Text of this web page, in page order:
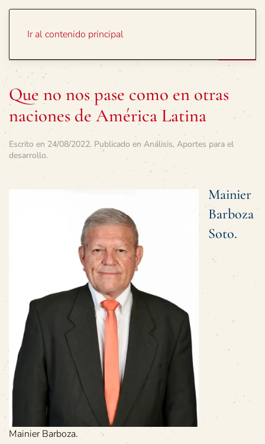
Ir al contenido principal
Que no nos pase como en otras
naciones de América Latina
Escrito en 24/08/2022. Publicado en Análisis, Aportes para el
desarrollo.
Mainier Barboza.
Mainier
Barboza
Soto.